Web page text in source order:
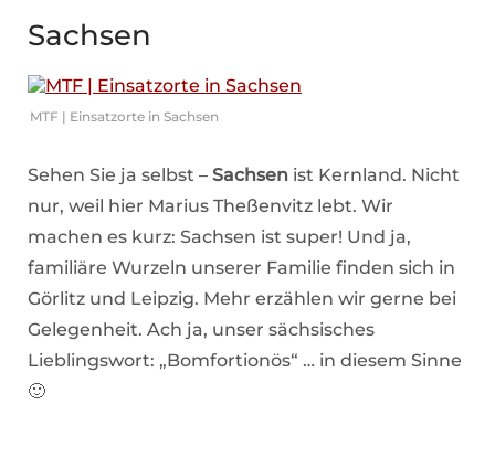
Sachsen
MTF | Einsatzorte in Sachsen
Sehen Sie ja selbst – Sachsen ist Kernland. Nicht
nur, weil hier Marius Theßenvitz lebt. Wir
machen es kurz: Sachsen ist super! Und ja,
familiäre Wurzeln unserer Familie finden sich in
Görlitz und Leipzig. Mehr erzählen wir gerne bei
Gelegenheit. Ach ja, unser sächsisches
Lieblingswort: „Bomfortionös“ … in diesem Sinne
🙂